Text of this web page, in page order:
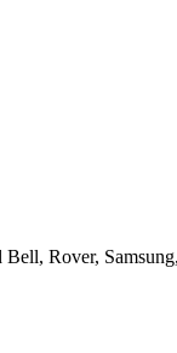
Rover,